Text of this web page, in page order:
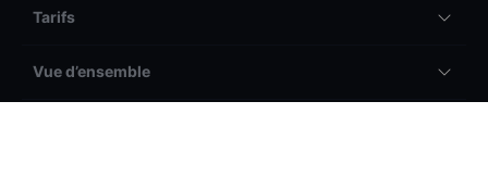
Tarifs
Vue d’ensemble